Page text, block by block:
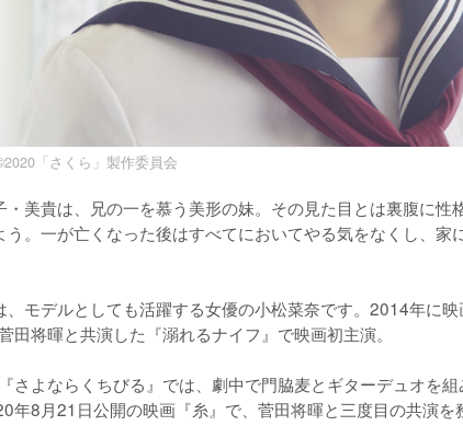
「さくら」製作委員会
美貴は、兄の一を慕う美形の妹。その見た目とは裏腹に性
う。一が亡くなった後はすべてにおいてやる気をなくし、家
、モデルとしても活躍する女優の小松菜奈です。2014年に
田将暉と共演した『溺れるナイフ』で映画初主演。
さよならくちびる』では、劇中で門脇麦とギターデュオを
年8月21日公開の映画『糸』で、菅田将暉と三度目の共演を